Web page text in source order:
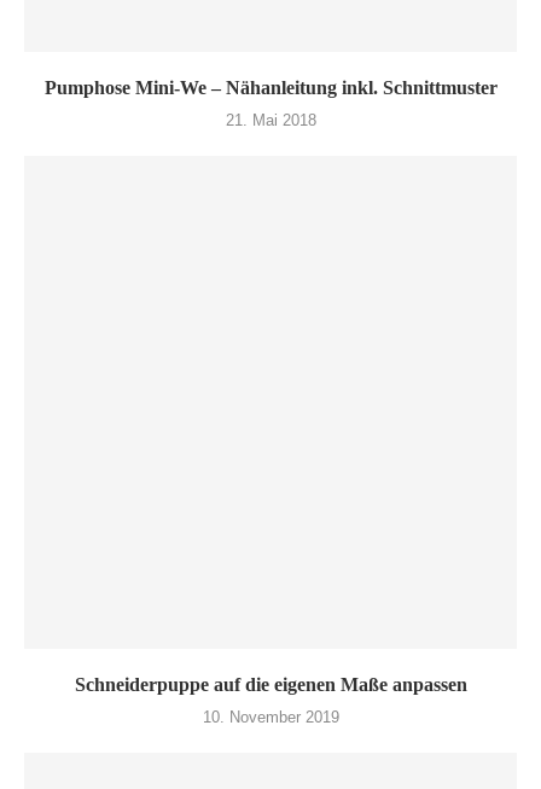
Pumphose Mini-We – Nähanleitung inkl. Schnittmuster
21. Mai 2018
Schneiderpuppe auf die eigenen Maße anpassen
10. November 2019